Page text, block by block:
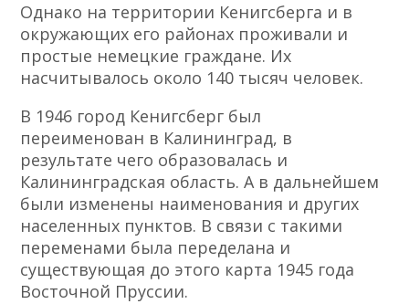
Однако на территории Кенигсберга и в
окружающих его районах проживали и
простые немецкие граждане. Их
насчитывалось около 140 тысяч человек.
В 1946 город Кенигсберг был
переименован в Калининград, в
результате чего образовалась и
Калининградская область. А в дальнейшем
были изменены наименования и других
населенных пунктов. В связи с такими
переменами была переделана и
существующая до этого карта 1945 года
Восточной Пруссии.